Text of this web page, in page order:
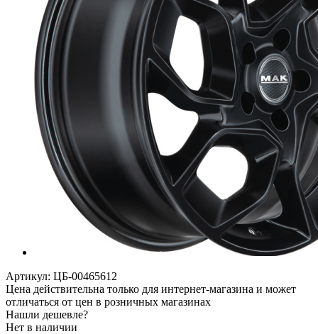
Артикул: ЦБ-00465612
Цена действительна только для интернет-магазина и может
отличаться от цен в розничных магазинах
Нашли дешевле?
Нет в наличии